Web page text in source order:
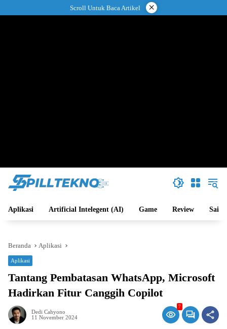
ke
Scroll Untuk Baca Artikel ×
Aplikasi Artificial Intelegent (AI) Game Review Sains
Beranda Aplikasi
Aplikasi
Tantang Pembatasan WhatsApp, Microsoft
Hadirkan Fitur Canggih Copilot
Dedi Cahyono
11 November 2024
7